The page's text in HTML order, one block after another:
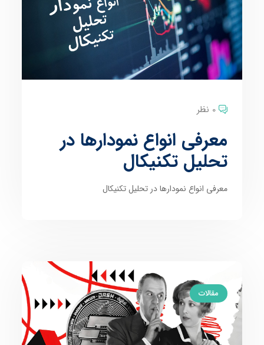
0 نظر
معرفی انواع نمودارها در
تحلیل تکنیکال
معرفی انواع نمودارها در تحلیل تکنیکال
مقالات